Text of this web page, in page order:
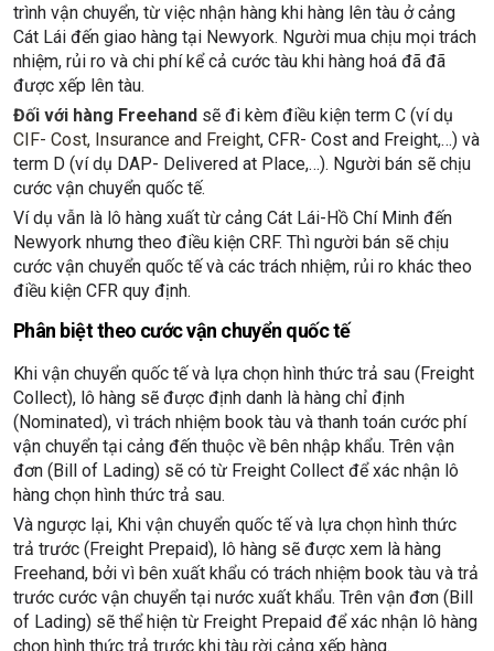
trình vận chuyển, từ việc nhận hàng khi hàng lên tàu ở cảng
Cát Lái đến giao hàng tại Newyork. Người mua chịu mọi trách
nhiệm, rủi ro và chi phí kể cả cước tàu khi hàng hoá đã đã
được xếp lên tàu.
Đối với hàng Freehand sẽ đi kèm điều kiện term C (ví dụ
CIF- Cost, Insurance and Freight, CFR- Cost and Freight,…) và
term D (ví dụ DAP- Delivered at Place,…). Người bán sẽ chịu
cước vận chuyển quốc tế.
Ví dụ vẫn là lô hàng xuất từ cảng Cát Lái-Hồ Chí Minh đến
Newyork nhưng theo điều kiện CRF. Thì người bán sẽ chịu
cước vận chuyển quốc tế và các trách nhiệm, rủi ro khác theo
điều kiện CFR quy định.
Phân biệt theo cước vận chuyển quốc tế
Khi vận chuyển quốc tế và lựa chọn hình thức trả sau (Freight
Collect), lô hàng sẽ được định danh là hàng chỉ định
(Nominated), vì trách nhiệm book tàu và thanh toán cước phí
vận chuyển tại cảng đến thuộc về bên nhập khẩu. Trên vận
đơn (Bill of Lading) sẽ có từ Freight Collect để xác nhận lô
hàng chọn hình thức trả sau.
Và ngược lại, Khi vận chuyển quốc tế và lựa chọn hình thức
trả trước (Freight Prepaid), lô hàng sẽ được xem là hàng
Freehand, bởi vì bên xuất khẩu có trách nhiệm book tàu và trả
trước cước vận chuyển tại nước xuất khẩu. Trên vận đơn (Bill
of Lading) sẽ thể hiện từ Freight Prepaid để xác nhận lô hàng
chọn hình thức trả trước khi tàu rời cảng xếp hàng.